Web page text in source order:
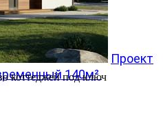
Проект
140м²
коттеджей под ключ